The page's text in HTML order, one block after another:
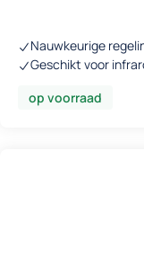
Nauwkeurige
Geschikt voor
op voorraad